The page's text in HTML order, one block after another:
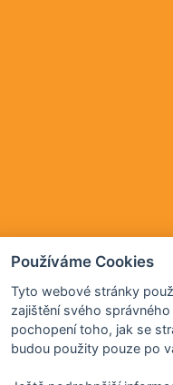
Používáme Cookies
Tyto webové stránky
zajištění svého
pochopení toho, jak se
budou použity pouze po